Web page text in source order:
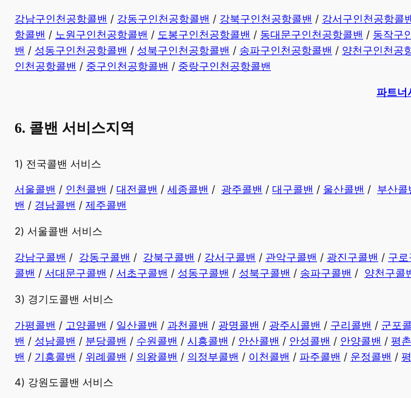
강남구인천공항콜밴 / 강동구인천공항콜밴 / 강북구인천공항콜밴 / 강서구인천공항콜
항콜밴 / 노원구인천공항콜밴 / 도봉구인천공항콜밴 / 동대문구인천공항콜밴 / 동작구
밴 / 성동구인천공항콜밴 / 성북구인천공항콜밴 / 송파구인천공항콜밴 / 양천구인천공
인천공항콜밴 / 중구인천공항콜밴 / 중랑구인천공항콜밴
파트너
6. 콜밴 서비스지역
​1) 전국콜밴 서비스
서울콜밴 / 인천콜밴 / 대전콜밴 / 세종콜밴 / 광주콜밴 / 대구콜밴 / 울산콜밴 / 부산콜
밴 / 경남콜밴 ​ / 제주콜밴
2) 서울콜밴 서비스
강남구콜밴 / 강동구콜밴 / 강북구콜밴 / 강서구콜밴 / 관악구콜밴 / 광진구콜밴 / 구로
콜밴 / 서대문구콜밴 / 서초구콜밴 / 성동구콜밴 / 성북구콜밴 / 송파구콜밴 / 양천구콜
3) 경기도콜밴 서비스
가평콜밴 / 고양콜밴 / 일산콜밴 / 과천콜밴 / 광명콜밴 / 광주시콜밴 / 구리콜밴 / 군포
밴 / 성남콜밴 / 분당콜밴 / 수원콜밴 / 시흥콜밴 / 안산콜밴 / 안성콜밴 / 안양콜밴 / 평
밴 / 기흥콜밴 / 위례콜밴 / 의왕콜밴 / 의정부콜밴 / 이천콜밴 / 파주콜밴 / 운정콜밴 /
4) 강원도콜밴 서비스